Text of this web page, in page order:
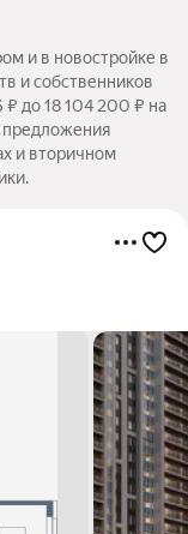
и в новостройке в
и собственников
₽ до 18 104 200 ₽ на
предложения
и вторичном